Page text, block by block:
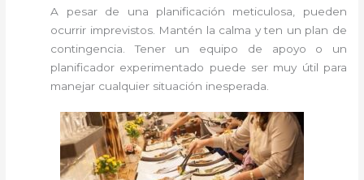
A pesar de una planificación meticulosa, pueden
ocurrir imprevistos. Mantén la calma y ten un plan de
contingencia. Tener un equipo de apoyo o un
planificador experimentado puede ser muy útil para
manejar cualquier situación inesperada.